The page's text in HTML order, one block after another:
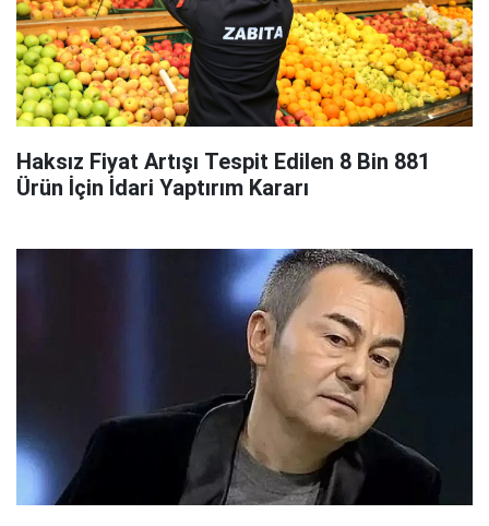
Haksız Fiyat Artışı Tespit Edilen 8 Bin 881
Ürün İçin İdari Yaptırım Kararı